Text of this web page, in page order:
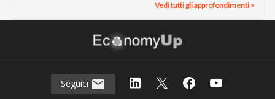
Vedi tutti gli approfondimenti >
Seguici